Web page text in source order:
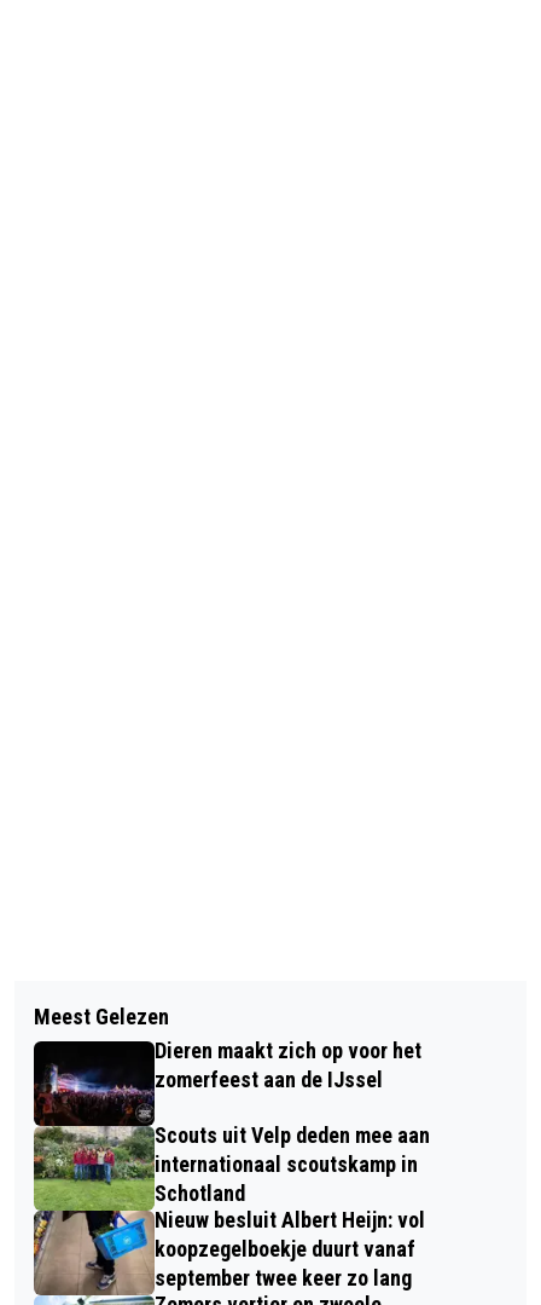
MEER SPREIDING HUISVESTING
ARBEIDSMIGRANTEN EN
ZORGCLIËNTEN IN GEMEENTE RHEDEN
ANDERHALVE METER OPTREDEN
FOREST JAZZ BAND
Meest Gelezen
Dieren maakt zich op voor het
zomerfeest aan de IJssel
Scouts uit Velp deden mee aan
internationaal scoutskamp in
Schotland
Nieuw besluit Albert Heijn: vol
koopzegelboekje duurt vanaf
september twee keer zo lang